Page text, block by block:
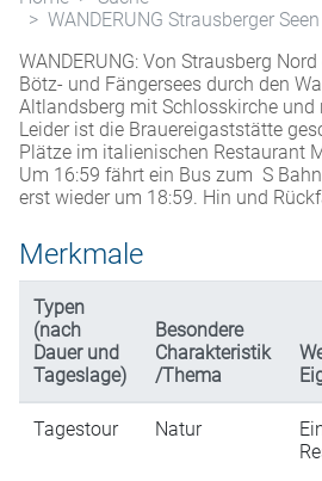
WANDERUNG Strausberger
WANDERUNG: Von Strausberg
Bötz- und Fängersees durch den
Altlandsberg mit Schlosskirche und
Leider ist die Brauereigaststätte
Plätze im italienischen Restaurant
Um 16:59 fährt ein Bus zum S
erst wieder um 18:59. Hin und
Merkmale
Typen
(nach
Dauer und
Tageslage)
Besondere
Charakteristik
/Thema
Tagestour Natur